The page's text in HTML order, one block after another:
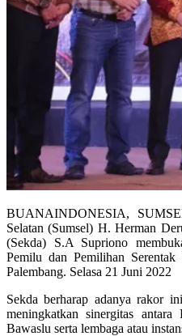
BUANAINDONESIA,
Selatan (Sumsel) H. Herman
(Sekda) S.A Supriono
Pemilu dan Pemilihan
Palembang. Selasa 21 Juni 2022
Sekda berharap adanya rakor
meningkatkan sinergitas
Bawaslu serta lembaga atau